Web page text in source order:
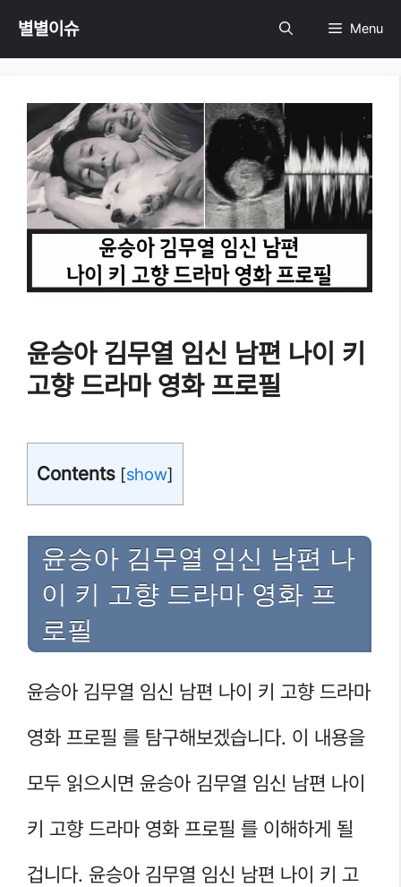
Skip
content
별별이슈 Menu
윤승아 김무열 임신 남편 나이 키
고향 드라마 영화 프로필
Contents [show]
윤승아 김무열 임신 남편 나
이 키 고향 드라마 영화 프
로필
윤승아 김무열 임신 남편 나이 키 고향 드라마
영화 프로필 를 탐구해보겠습니다. 이 내용을
모두 읽으시면 윤승아 김무열 임신 남편 나이
키 고향 드라마 영화 프로필 를 이해하게 될
겁니다. 윤승아 김무열 임신 남편 나이 키 고